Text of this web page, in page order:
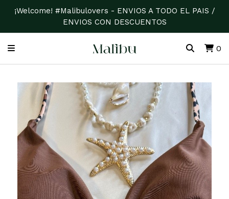
¡Welcome! #Malibulovers - ENVIOS A TODO EL PAIS /
ENVIOS CON DESCUENTOS
0